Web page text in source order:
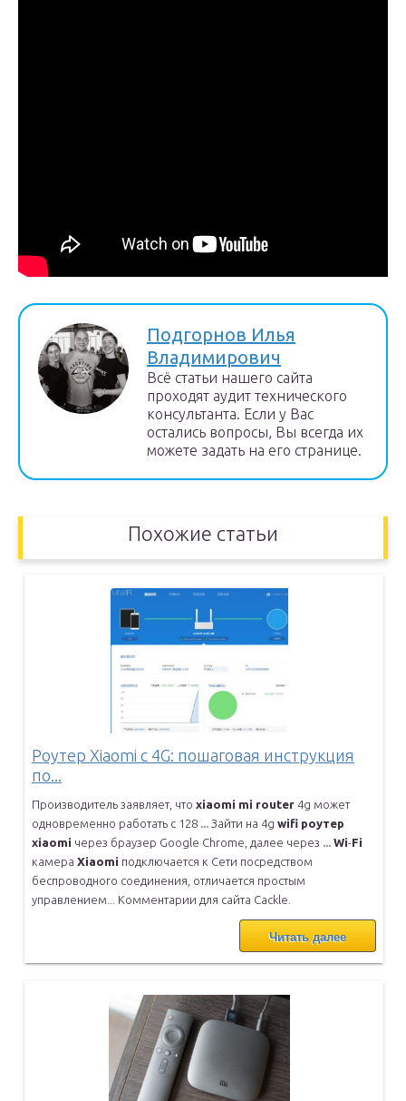
Подгорнов Илья
Владимирович
Всё статьи нашего сайта
проходят аудит технического
консультанта. Если у Вас
остались вопросы, Вы всегда их
можете задать на его странице.
Похожие статьи
Роутер Xiaomi с 4G: пошаговая инструкция
по...
Производитель заявляет, что xiaomi mi router 4g может
одновременно работать с 128 ... Зaйти на 4g wifi роутер
xiaomi через браузер Google Chrome, далее через ... Wi-Fi
камера Xiaomi подключается к Сети посредством
беспроводного соединения, отличается простым
управлением... Комментарии для сайта Cackle.
Читать далее